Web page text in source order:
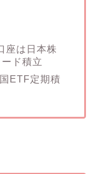
は日本株
ド積立
ETF定期積